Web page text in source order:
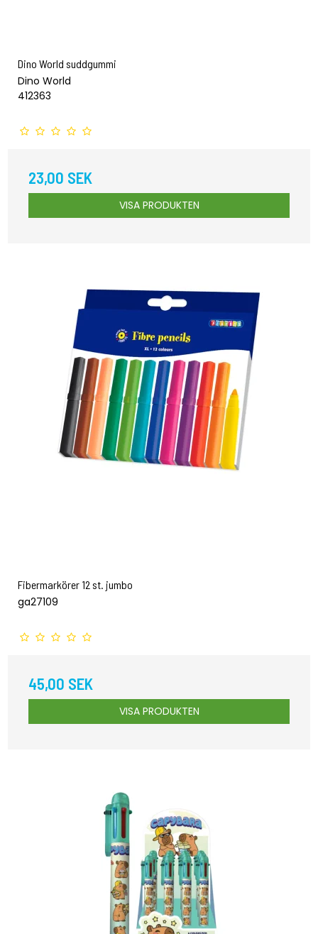
Dino World suddgummi
Dino World
412363
23,00 SEK
VISA PRODUKTEN
Fibermarkörer 12 st. jumbo
ga27109
45,00 SEK
VISA PRODUKTEN